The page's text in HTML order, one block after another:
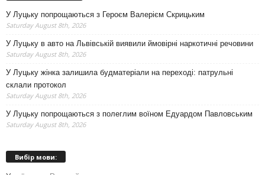
У Луцьку попрощаються з Героєм Валерієм Скрицьким
Saturday August 8th, 2026
У Луцьку в авто на Львівській виявили ймовірні наркотичні речовини
Saturday August 8th, 2026
У Луцьку жінка залишила будматеріали на переході: патрульні
склали протокол
Saturday August 8th, 2026
У Луцьку попрощаються з полеглим воїном Едуардом Павловським
Saturday August 8th, 2026
Вибір мови: